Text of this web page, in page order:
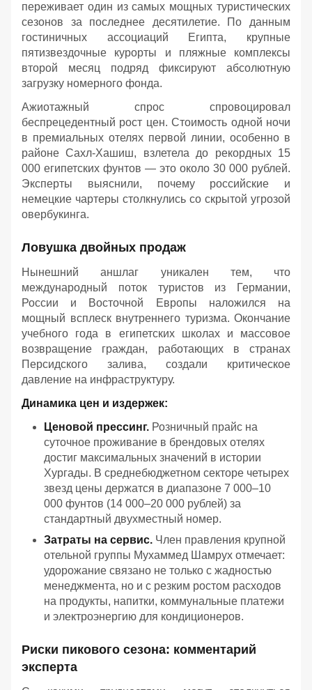
переживает один из самых мощных туристических
сезонов за последнее десятилетие. По данным
гостиничных ассоциаций Египта, крупные
пятизвездочные курорты и пляжные комплексы
второй месяц подряд фиксируют абсолютную
загрузку номерного фонда.
Ажиотажный спрос спровоцировал
беспрецедентный рост цен. Стоимость одной ночи
в премиальных отелях первой линии, особенно в
районе Сахл-Хашиш, взлетела до рекордных 15
000 египетских фунтов — это около 30 000 рублей.
Эксперты выяснили, почему российские и
немецкие чартеры столкнулись со скрытой угрозой
овербукинга.
Ловушка двойных продаж
Нынешний аншлаг уникален тем, что
международный поток туристов из Германии,
России и Восточной Европы наложился на
мощный всплеск внутреннего туризма. Окончание
учебного года в египетских школах и массовое
возвращение граждан, работающих в странах
Персидского залива, создали критическое
давление на инфраструктуру.
Динамика цен и издержек:
Ценовой прессинг. Розничный прайс на
суточное проживание в брендовых отелях
достиг максимальных значений в истории
Хургады. В среднебюджетном секторе четырех
звезд цены держатся в диапазоне 7 000–10
000 фунтов (14 000–20 000 рублей) за
стандартный двухместный номер.
Затраты на сервис. Член правления крупной
отельной группы Мухаммед Шамрух отмечает:
удорожание связано не только с жадностью
менеджмента, но и с резким ростом расходов
на продукты, напитки, коммунальные платежи
и электроэнергию для кондиционеров.
Риски пикового сезона: комментарий
эксперта